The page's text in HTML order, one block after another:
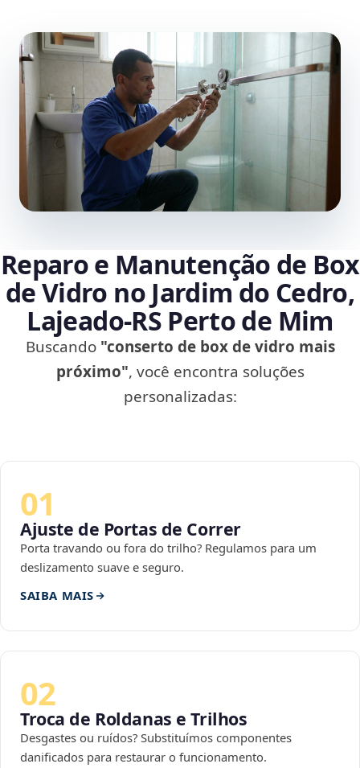
Reparo e Manutenção de Box
de Vidro no Jardim do Cedro,
Lajeado‑RS Perto de Mim
Buscando "conserto de box de vidro mais
próximo", você encontra soluções
personalizadas:
01
Ajuste de Portas de Correr
Porta travando ou fora do trilho? Regulamos para um
deslizamento suave e seguro.
SAIBA MAIS
02
Troca de Roldanas e Trilhos
Desgastes ou ruídos? Substituímos componentes
danificados para restaurar o funcionamento.